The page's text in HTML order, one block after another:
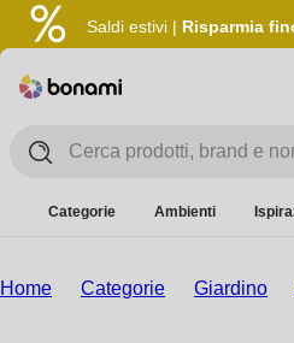
Saldi estivi | Risparmia
Categorie Ambienti
Home Categorie Giardino